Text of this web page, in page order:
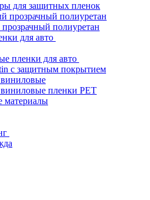
для защитных пленок
прозрачный полиуретан
полиуретан
для авто
пленки для авто
с защитным покрытием
пленки PET